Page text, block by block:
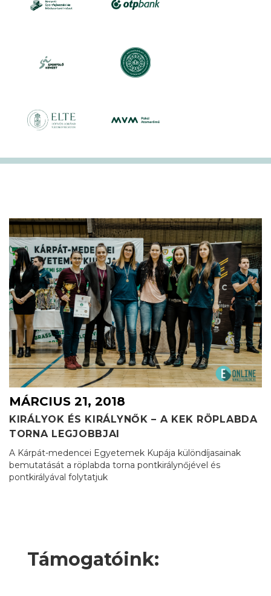
MÁRCIUS 21, 2018
KIRÁLYOK ÉS KIRÁLYNŐK – A KEK RÖPLABDA
TORNA LEGJOBBJAI
A Kárpát-medencei Egyetemek Kupája különdíjasainak
bemutatását a röplabda torna pontkirálynőjével és
pontkirályával folytatjuk
Támogatóink: